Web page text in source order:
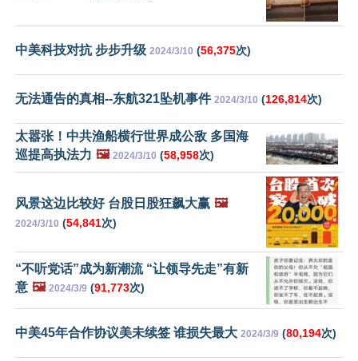
中美科技对抗 步步升级 2024/3/10 (56,375次)
无法通告的真相--东航321坠机事件 2024/3/10 (126,814次)
太嚣张！中共渔船横行世界成公敌 多国海
巡提高执法力 🖼️ 2024/3/10 (58,958次)
风景这边比较好 台股日股狂飙大赢 🖼️
2024/3/10 (54,841次)
“不听党话”成为新潮流 “让领导先走”有新
意 🖼️ 2024/3/9 (91,773次)
中美45年合作协议美未续签 谁损失最大 2024/3/9 (80,194次)